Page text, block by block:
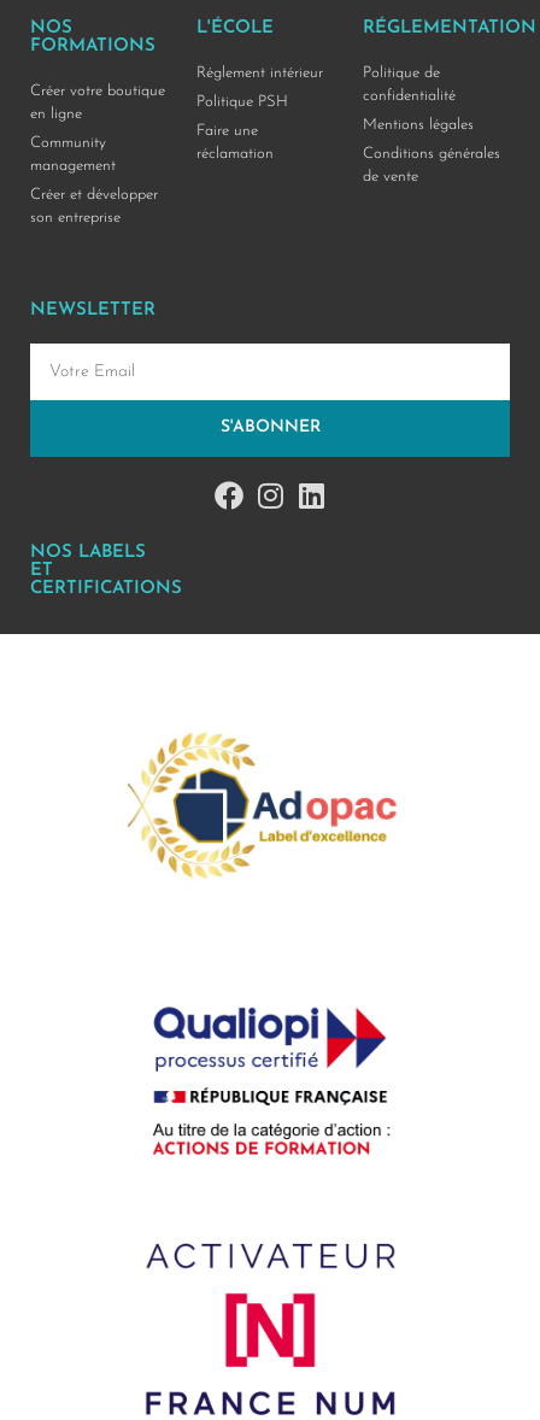
NOS
FORMATIONS
Créer votre boutique
en ligne
Community
management
Créer et développer
son entreprise
L'ÉCOLE
Réglement intérieur
Politique PSH
Faire une
réclamation
RÉGLEMENTATION
Politique de
confidentialité
Mentions légales
Conditions générales
de vente
NEWSLETTER
S'ABONNER
NOS LABELS
ET
CERTIFICATIONS